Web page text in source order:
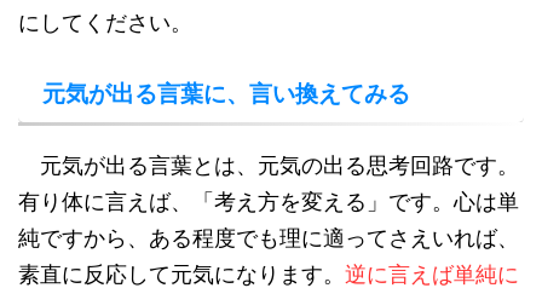
にしてください。
元気が出る言葉に、言い換えてみる
元気が出る言葉とは、元気の出る思考回路です。
有り体に言えば、「考え方を変える」です。心は単
純ですから、ある程度でも理に適ってさえいれば、
素直に反応して元気になります。 逆に言えば単純に